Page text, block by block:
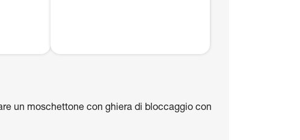
un moschettone con ghiera di bloccaggio con